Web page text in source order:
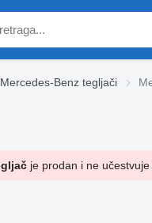
Benz tegljači
je prodan i ne učestvuje